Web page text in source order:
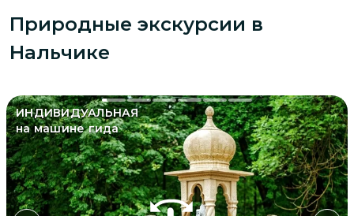
Природные экскурсии в
Нальчике
ИНДИВИДУАЛЬНАЯ
на машине гида